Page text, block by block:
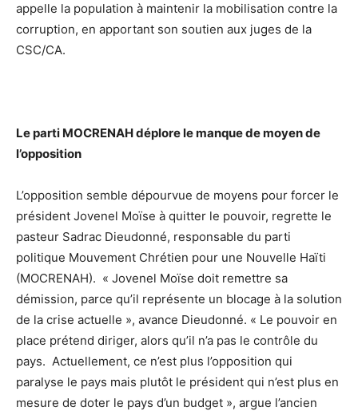
appelle la population à maintenir la mobilisation contre la
corruption, en apportant son soutien aux juges de la
CSC/CA.
Le parti MOCRENAH déplore le manque de moyen de
l’opposition
L’opposition semble dépourvue de moyens pour forcer le
président Jovenel Moïse à quitter le pouvoir, regrette le
pasteur Sadrac Dieudonné, responsable du parti
politique Mouvement Chrétien pour une Nouvelle Haïti
(MOCRENAH). « Jovenel Moïse doit remettre sa
démission, parce qu’il représente un blocage à la solution
de la crise actuelle », avance Dieudonné. « Le pouvoir en
place prétend diriger, alors qu’il n’a pas le contrôle du
pays. Actuellement, ce n’est plus l’opposition qui
paralyse le pays mais plutôt le président qui n’est plus en
mesure de doter le pays d’un budget », argue l’ancien